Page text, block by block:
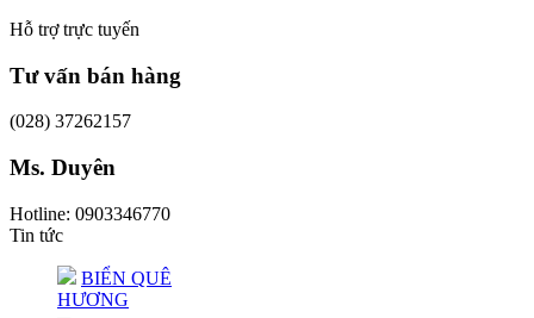
Hỗ trợ trực tuyến
Tư vấn bán hàng
(028) 37262157
Ms. Duyên
Hotline: 0903346770
Tin tức
BIỂN QUÊ
HƯƠNG